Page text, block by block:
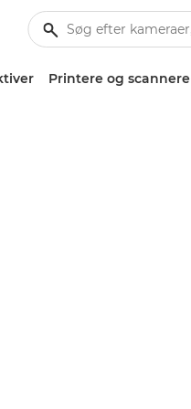
Printere og scannere